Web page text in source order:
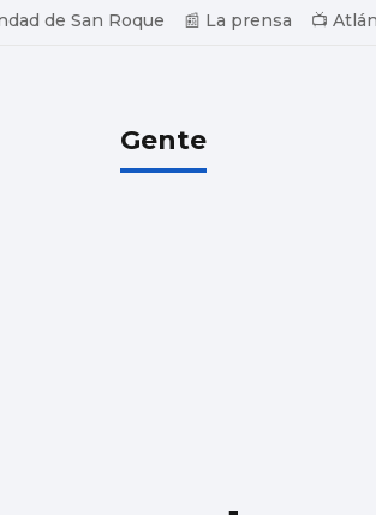
de San Roque 📰 La prensa 📺
Gente